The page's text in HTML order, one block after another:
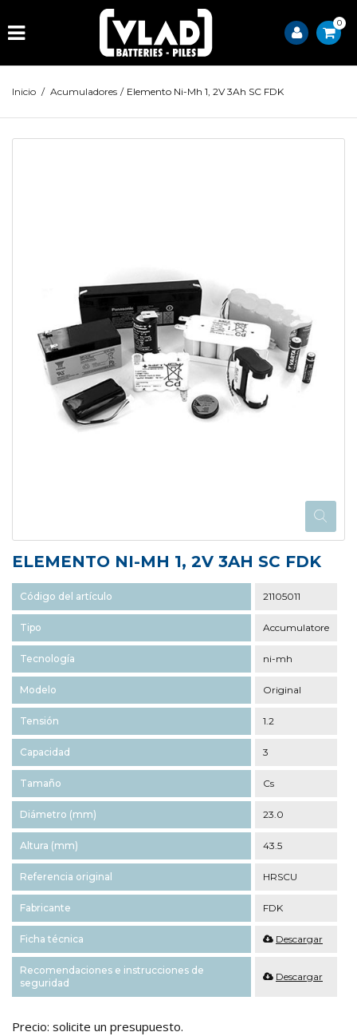
0
Inicio / Acumuladores / Elemento Ni-Mh 1, 2V 3Ah SC FDK
ELEMENTO NI-MH 1, 2V 3AH SC FDK
Código del artículo 21105011
Tipo Accumulatore
Tecnología ni-mh
Modelo Original
Tensión 1.2
Capacidad 3
Tamaño Cs
Diámetro (mm) 23.0
Altura (mm) 43.5
Referencia original HRSCU
Fabricante FDK
Ficha técnica Descargar
Recomendaciones e instrucciones de
seguridad
Descargar
Precio: solicite un presupuesto.